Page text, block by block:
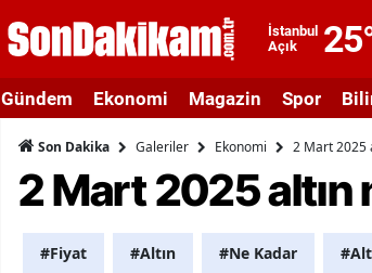
İstanbul
Açık
25
Adıyaman
Ağrı
Gündem Ekonomi Magazin Spor
Son Dakika Galeriler Ekonomi 2 Mart 2025
2 Mart 2025 altın
#Fiyat #Altın #Ne Kadar